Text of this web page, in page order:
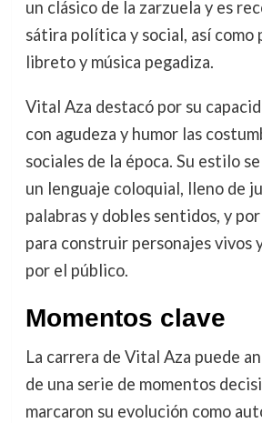
un clásico de la zarzuela y es
sátira política y social, así como
libreto y música pegadiza.
Vital Aza destacó por su
con agudeza y humor las
sociales de la época. Su estilo
un lenguaje coloquial, lleno de
palabras y dobles sentidos, y
para construir personajes vivos
por el público.
Momentos clave
La carrera de Vital Aza puede
de una serie de momentos
marcaron su evolución como